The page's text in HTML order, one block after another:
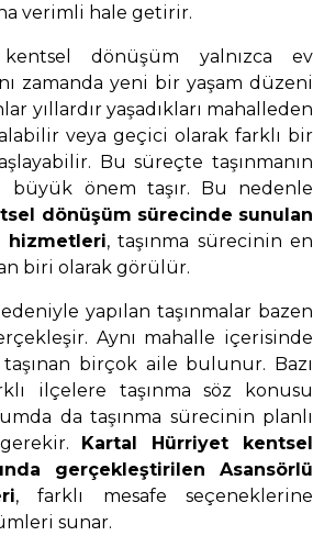
verimli hale getirir.
dönüşüm yalnızca ev
zamanda yeni bir yaşam düzeni
yıllardır yaşadıkları mahalleden
veya geçici olarak farklı bir
Bu süreçte taşınmanın
büyük önem taşır. Bu nedenle
dönüşüm sürecinde sunulan
hizmetleri, taşınma sürecinin en
biri olarak görülür.
yapılan taşınmalar bazen
Aynı mahalle içerisinde
birçok aile bulunur. Bazı
ilçelere taşınma söz konusu
da taşınma sürecinin planlı
Kartal Hürriyet kentsel
gerçekleştirilen Asansörlü
, farklı mesafe seçeneklerine
sunar.